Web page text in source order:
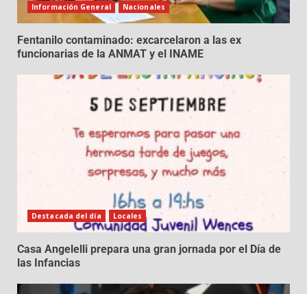
Información General Nacionales
Fentanilo contaminado: excarcelaron a las ex
funcionarias de la ANMAT y el INAME
Destacada del día Locales
Casa Angelelli prepara una gran jornada por el Día de
las Infancias